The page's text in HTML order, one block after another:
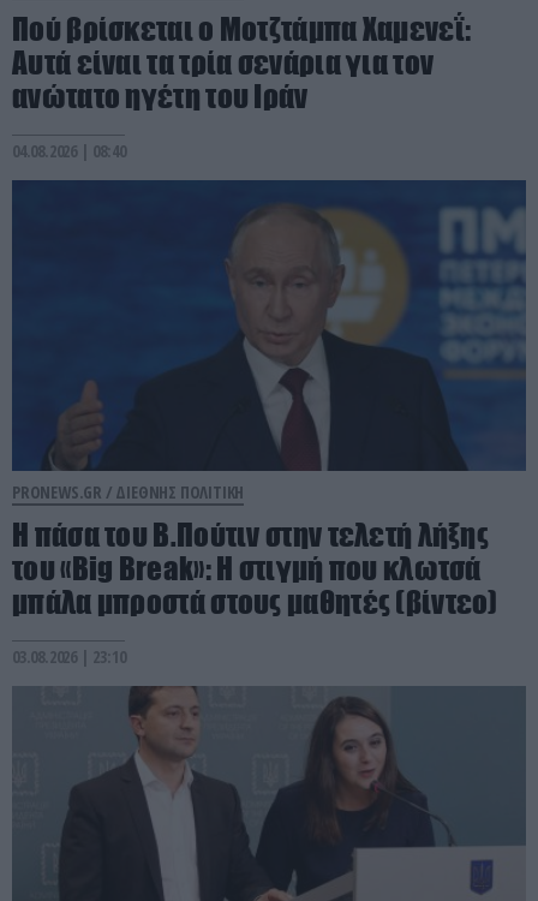
Πού βρίσκεται ο Μοτζτάμπα Χαμενεΐ:
Aυτά είναι τα τρία σενάρια για τον
ανώτατο ηγέτη του Ιράν
04.08.2026 | 08:40
PRONEWS.GR / ΔΙΕΘΝΗΣ ΠΟΛΙΤΙΚΗ
Η πάσα του Β.Πούτιν στην τελετή λήξης
του «Big Break»: Η στιγμή που κλωτσά
μπάλα μπροστά στους μαθητές (βίντεο)
03.08.2026 | 23:10